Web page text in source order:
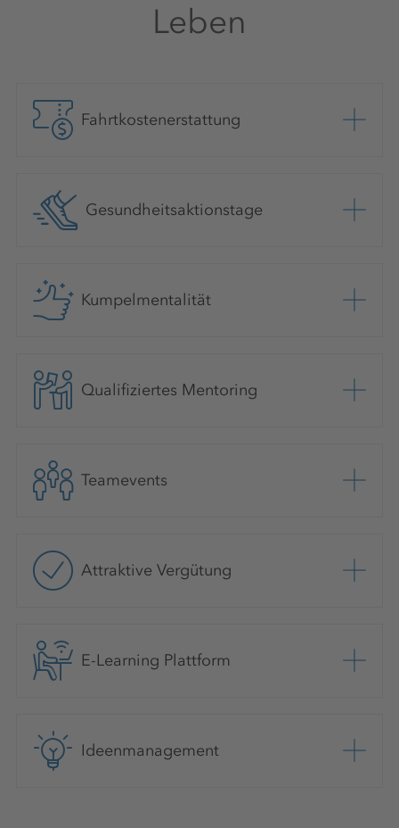
Leben
Fahrtkostenerstattung
Gesundheitsaktionstage
Kumpelmentalität
Qualifiziertes Mentoring
Teamevents
Attraktive Vergütung
E-Learning Plattform
Ideenmanagement